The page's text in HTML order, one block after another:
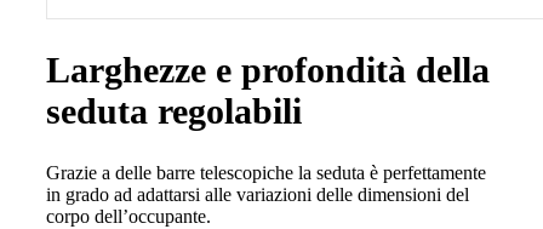
Larghezze e profondità della
seduta regolabili
Grazie a delle barre telescopiche la seduta è perfettamente
in grado ad adattarsi alle variazioni delle dimensioni del
corpo dell’occupante.